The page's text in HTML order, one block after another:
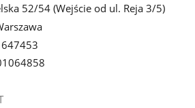
52/54 (Wejście od ul. Reja 3/5)